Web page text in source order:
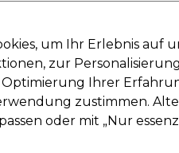
Deals Haare Elektrogeräte
und Lieferzeiten
um Ihr Erlebnis auf
zur
Ihrer
zustimmen.
oder mit „Nur